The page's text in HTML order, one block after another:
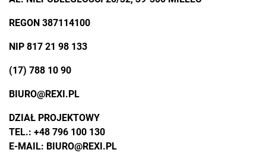
REGON 387114100
NIP 817 21 98 133
(17) 788 10 90
BIURO@REXI.PL
DZIAŁ PROJEKTOWY
TEL.: +48 796 100 130
E-MAIL: BIURO@REXI.PL